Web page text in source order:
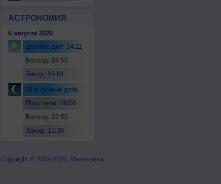
АСТРОНОМИЯ
6 августа 2026
Долгота дня: 14:11
Восход: 04:53
Заход: 19:04
24-й лунный день
Посл.четв. 06/08
Восход: 22:55
Заход: 13:38
Copyright © 2009-2026, Метеонова